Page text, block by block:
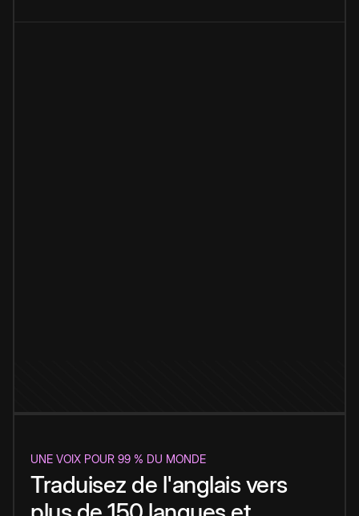
UNE VOIX POUR 99 % DU MONDE
Traduisez de l'anglais vers